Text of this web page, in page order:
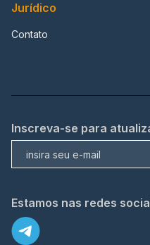
Jurídico
Contato
Inscreva-se para
Estamos nas redes